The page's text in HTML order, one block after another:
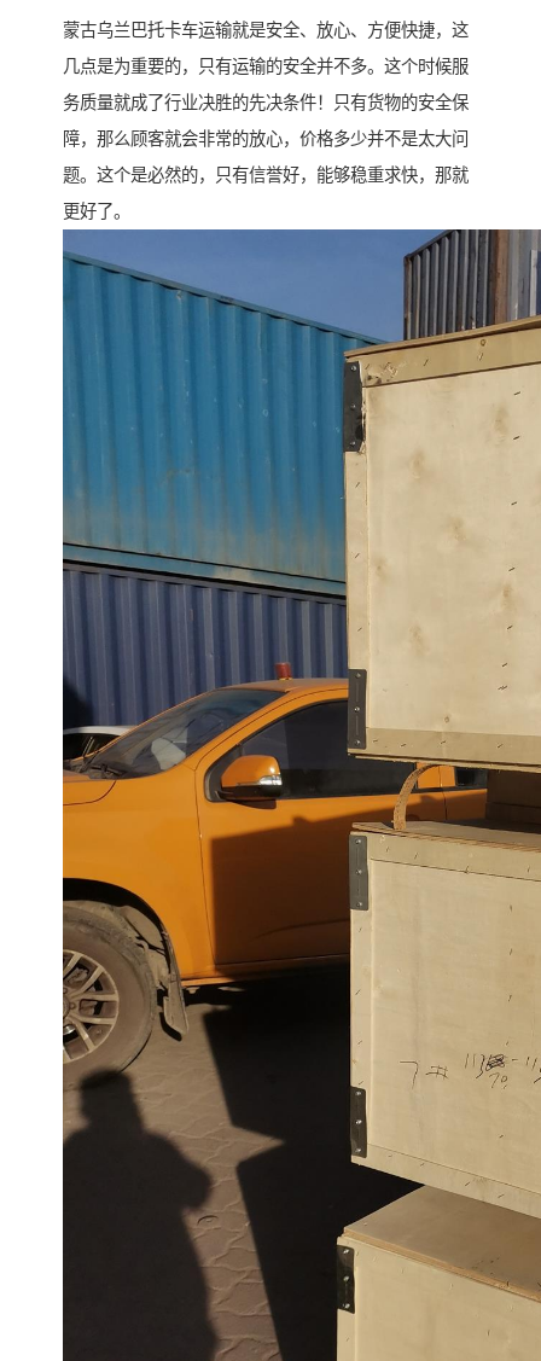
蒙古乌兰巴托卡车运输就是安全、放心、方便快捷，这
几点是为重要的，只有运输的安全并不多。这个时候服
务质量就成了行业决胜的先决条件！只有货物的安全保
障，那么顾客就会非常的放心，价格多少并不是太大问
题。这个是必然的，只有信誉好，能够稳重求快，那就
更好了。